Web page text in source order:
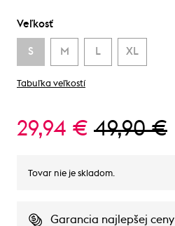
Veľkosť
S M L XL
Tabuľka veľkostí
29,94 € 49,90 €
Tovar nie je skladom.
Garancia najlepšej ceny